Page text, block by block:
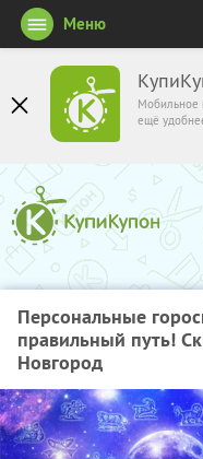
Мобильное
ещё
Меню
Персональные
правильный путь!
Новгород